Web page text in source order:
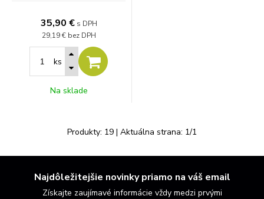
35,90 € s DPH
29,19 € bez DPH
ks
Na sklade
Produkty: 19 | Aktuálna strana: 1/1
Najdôležitejšie novinky priamo na váš email
Získajte zaujímavé informácie vždy medzi prvými